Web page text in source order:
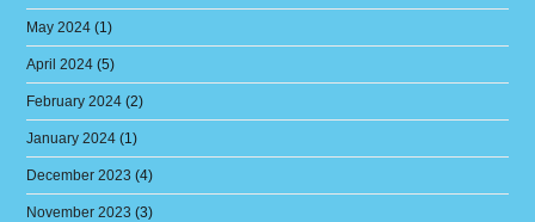
May 2024 (1)
April 2024 (5)
February 2024 (2)
January 2024 (1)
December 2023 (4)
November 2023 (3)